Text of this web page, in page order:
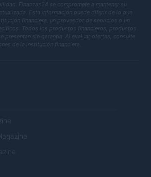
Finanzas24 se compromete a mantener su
Esta información puede diferir de lo que
financiera, un proveedor de servicios o un
Todos los productos financieros, productos
presentan sin garantía. Al evaluar ofertas, consulte
de la institución financiera.